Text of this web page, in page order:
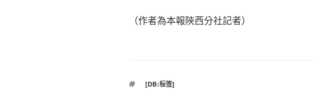
（作者為本報陜西分社記者）
標
[DB:标签]